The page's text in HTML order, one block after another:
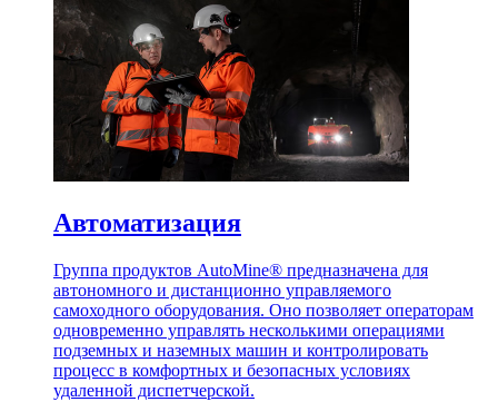
Автоматизация
Группа продуктов AutoMine® предназначена для
автономного и дистанционно управляемого
самоходного оборудования. Оно позволяет операторам
одновременно управлять несколькими операциями
подземных и наземных машин и контролировать
процесс в комфортных и безопасных условиях
удаленной диспетчерской.